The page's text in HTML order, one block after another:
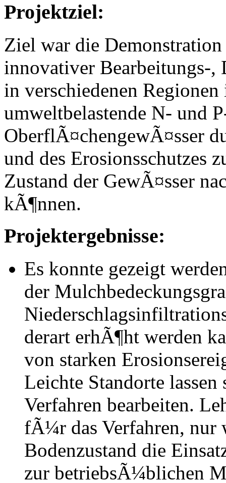
Projektziel:
Ziel war die
innovativer Bearbeitungs-,
in verschiedenen
umweltbelastende N- und
OberflÃ¤chengewÃ¤sser
und des Erosionsschutzes
Zustand der GewÃ¤sser
kÃ¶nnen.
Projektergebnisse:
Es konnte gezeigt
der
derart erhÃ¶ht werden
von starken
Leichte Standorte
Verfahren bearbeiten.
fÃ¼r das Verfahren, nur
Bodenzustand die
zur betriebsÃ¼blichen